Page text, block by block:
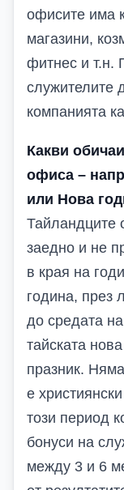
офисите има
магазини,
фитнес и т.н.
служителите
компанията
Какви
офиса –
или Нова
Тайландците
заедно и не
в края на
година, през
до средата
тайската
празник.
е
този период
бонуси на
между 3 и 6